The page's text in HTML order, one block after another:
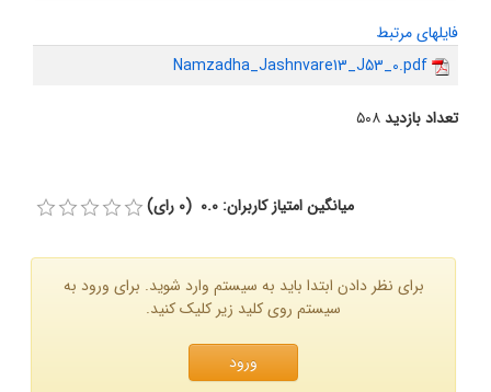
فایلهای مرتبط
Namzadha_Jashnvare13_J53_0.pdf
تعداد بازدید۵۰۸
میانگین امتیاز کاربران: 0.0 (0 رای)
برای نظر دادن ابتدا باید به سیستم وارد شوید. برای ورود به
سیستم روی کلید زیر کلیک کنید.
ورود